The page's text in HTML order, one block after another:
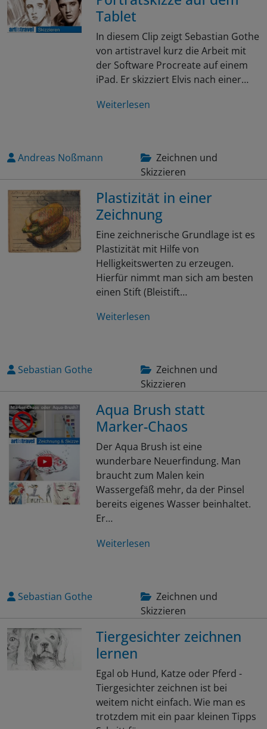
Tablet
In diesem Clip zeigt Sebastian Gothe
von artistravel kurz die Arbeit mit
der Software Procreate auf einem
iPad. Er skizziert Elvis nach einer…
Weiterlesen
Andreas Noßmann
Zeichnen und
Skizzieren
Plastizität in einer
Zeichnung
Eine zeichnerische Grundlage ist es
Plastizität mit Hilfe von
Helligkeitswerten zu erzeugen.
Hierfür nimmt man sich am besten
einen Stift (Bleistift…
Weiterlesen
Sebastian Gothe
Zeichnen und
Skizzieren
Aqua Brush statt
Marker-Chaos
Der Aqua Brush ist eine
wunderbare Neuerfindung. Man
braucht zum Malen kein
Wassergefäß mehr, da der Pinsel
bereits eigenes Wasser beinhaltet.
Er…
Weiterlesen
Sebastian Gothe
Zeichnen und
Skizzieren
Tiergesichter zeichnen
lernen
Egal ob Hund, Katze oder Pferd -
Tiergesichter zeichnen ist bei
weitem nicht einfach. Wie man es
trotzdem mit ein paar kleinen Tipps